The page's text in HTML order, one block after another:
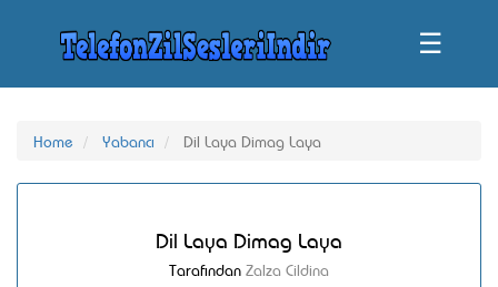
☰
Home Yabancı Dil Laya Dimag Laya
Dil Laya Dimag Laya
Tarafından Zalza Cildina